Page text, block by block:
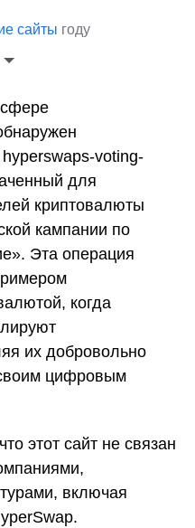
сайты году
voting-
для
криптовалюты
кампании по
Эта операция
когда
их добровольно
цифровым
этот сайт не связан
включая